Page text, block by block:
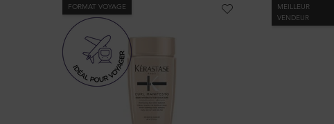
FORMAT VOYAGE
MEILLEUR
VENDEUR